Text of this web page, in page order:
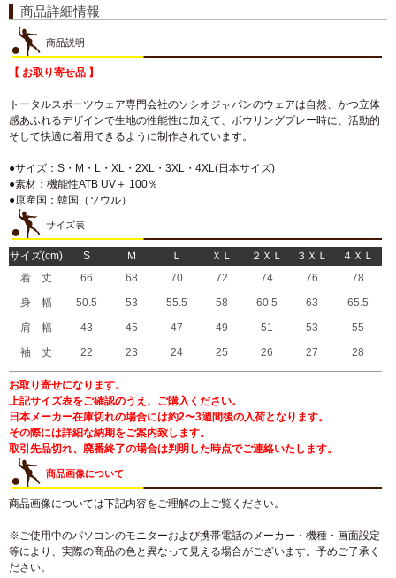
商品詳細情報
商品説明
【 お取り寄せ品 】
トータルスポーツウェア専門会社のソシオジャパンのウェアは自然、かつ立体
感あふれるデザインで生地の性能性に加えて、ボウリングプレー時に、活動的
そして快適に着用できるように制作されています。
●サイズ：S・M・L・XL・2XL・3XL・4XL(日本サイズ)
●素材：機能性ATB UV＋ 100％
●原産国：韓国（ソウル）
サイズ表
サイズ(cm) S Ｍ Ｌ ＸＬ ２ＸＬ ３ＸＬ
４ＸＬ
着 丈
66 68 70 72 74 76
78
身 幅
50.5 53 55.5 58 60.5 63
65.5
肩 幅
43 45 47 49 51 53
55
袖 丈
22 23 24 25 26 27 28
お取り寄せになります。
上記サイズ表をご確認のうえ、ご購入ください。
日本メーカー在庫切れの場合には約2〜3週間後の入荷となります。
その際には詳細な納期をご案内致します。
取引先品切れ、廃番終了の場合は判明した時点でご連絡いたします。
商品画像について
商品画像については下記内容をご理解の上ご覧ください。
※ご使用中のパソコンのモニターおよび携帯電話のメーカー・機種・画面設定
等により、実際の商品の色と異なって見える場合がございます。予めご了承く
ださい。